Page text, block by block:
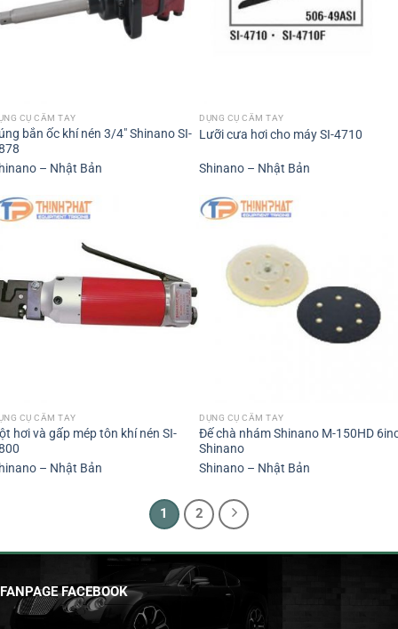
CỤ CẦM TAY
bắn ốc khí nén 3/4″ Shinano SI-
– Nhật Bản
DỤNG CỤ CẦM TAY
Lưỡi cưa hơi cho máy SI-4710
Shinano – Nhật Bản
CỤ CẦM TAY
hơi và gấp mép tôn khí nén SI-
– Nhật Bản
DỤNG CỤ CẦM TAY
Đế chà nhám Shinano M-150HD
Shinano
Shinano – Nhật Bản
1 2
FANPAGE FACEBOOK